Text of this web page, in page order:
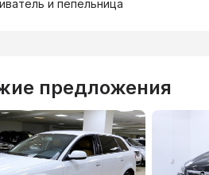
и пепельница
предложения
ВТБ